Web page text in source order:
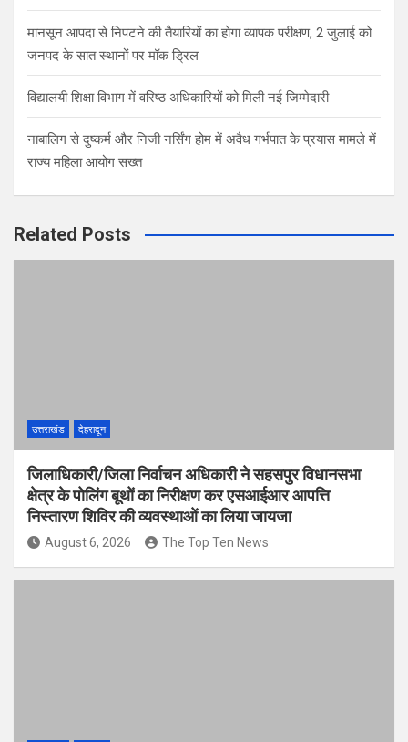
मानसून आपदा से निपटने की तैयारियों का होगा व्यापक परीक्षण, 2 जुलाई को
जनपद के सात स्थानों पर मॉक ड्रिल
विद्यालयी शिक्षा विभाग में वरिष्ठ अधिकारियों को मिली नई जिम्मेदारी
नाबालिग से दुष्कर्म और निजी नर्सिंग होम में अवैध गर्भपात के प्रयास मामले में
राज्य महिला आयोग सख्त
Related Posts
उत्तराखंड देहरादून
जिलाधिकारी/जिला निर्वाचन अधिकारी ने सहसपुर विधानसभा
क्षेत्र के पोलिंग बूथों का निरीक्षण कर एसआईआर आपत्ति
निस्तारण शिविर की व्यवस्थाओं का लिया जायजा
August 6, 2026 The Top Ten News